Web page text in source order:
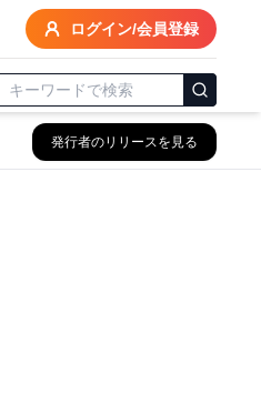
ログイン/会員登録
発行者のリリースを見る